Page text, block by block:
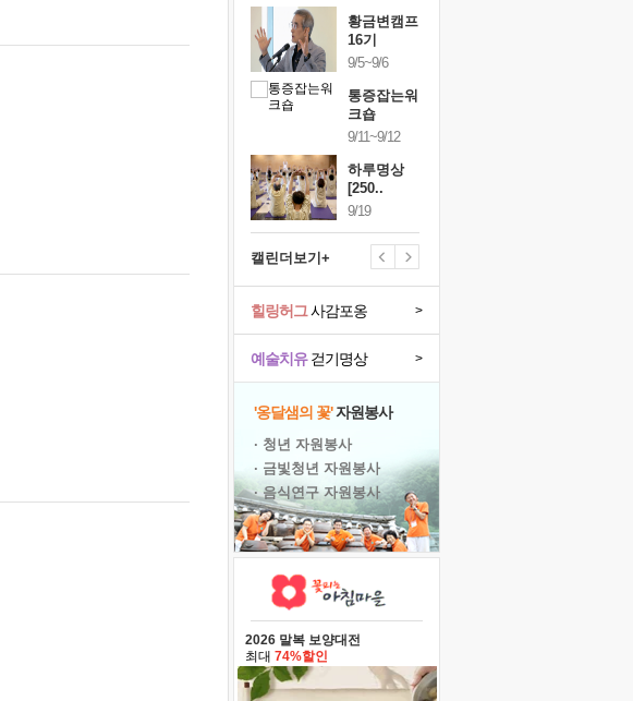
황금변캠프
16기
9/5~9/6
통증잡는워
크숍
9/11~9/12
하루명상
[250..
9/19
캘린더보기+
예술치유걷기명상 >
힐링허그사감포옹 >
'옹달샘의 꽃'자원봉사
· 청년 자원봉사
· 금빛청년 자원봉사
· 음식연구 자원봉사
2026 말복 보양대전
최대 74%할인